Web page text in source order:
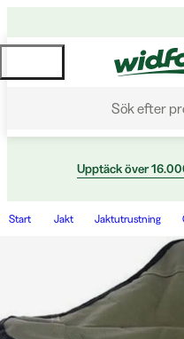
Sök efter
Upptäck över
Start Jakt Jaktutrustning